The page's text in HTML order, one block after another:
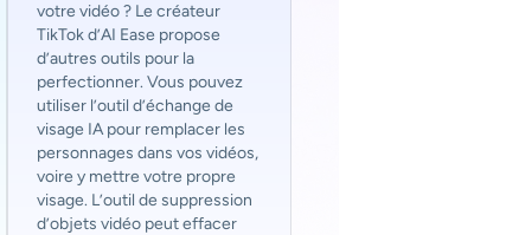
votre vidéo ? Le créateur
TikTok d’AI Ease propose
d’autres outils pour la
perfectionner. Vous pouvez
utiliser l’outil d’échange de
visage IA pour remplacer les
personnages dans vos vidéos,
voire y mettre votre propre
visage. L’outil de suppression
d’objets vidéo peut effacer